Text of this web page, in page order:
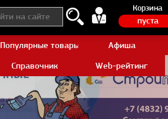
Корзина
пуста
Популярные товары AliexpressАфиша
Справочник
Web-рейтинг